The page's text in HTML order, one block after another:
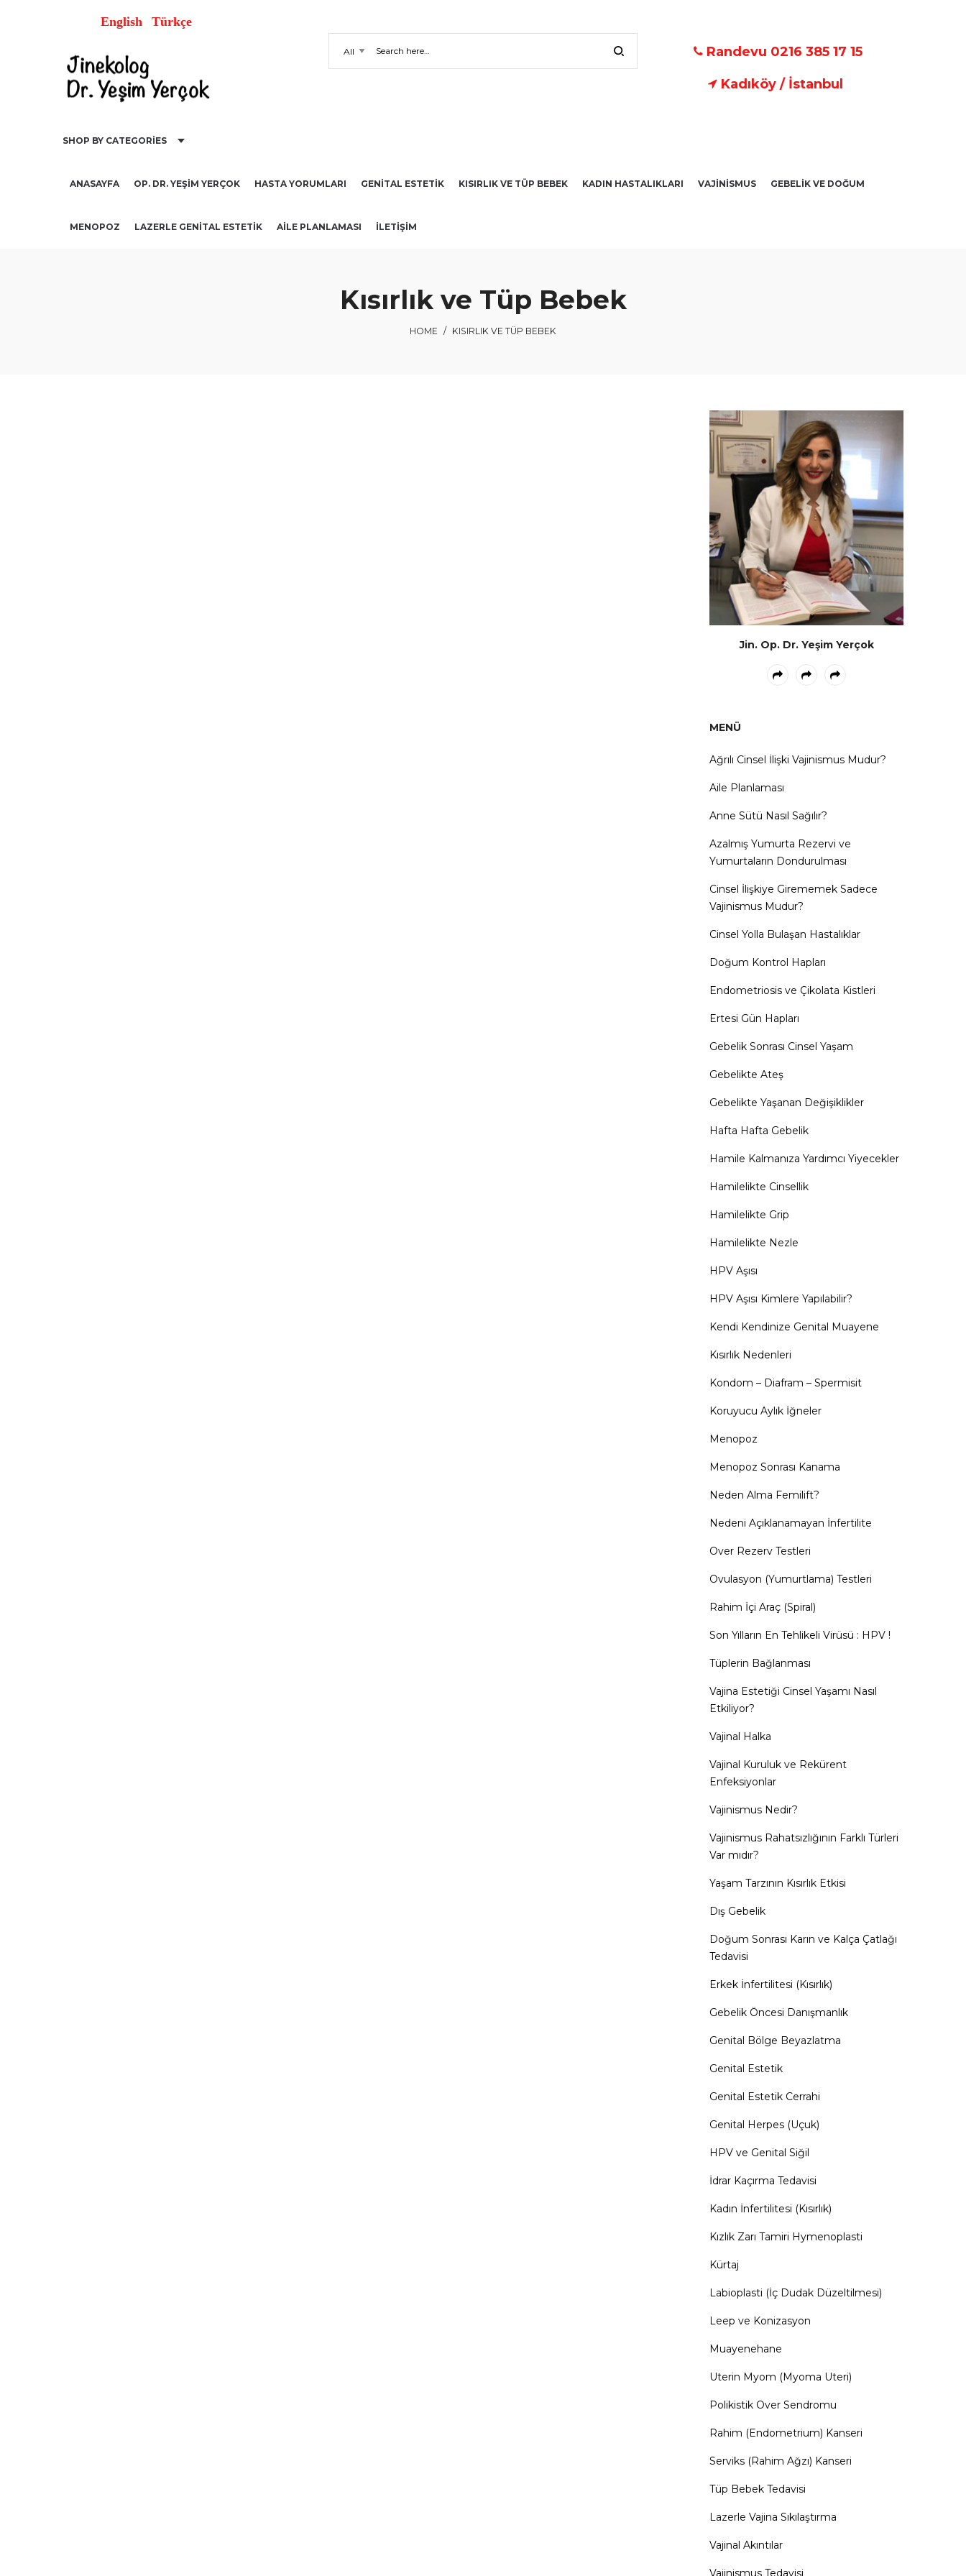
English Türkçe
Randevu 0216 385 17 15
Kadıköy / İstanbul
SHOP BY CATEGORIES
ANASAYFA OP. DR. YEŞIM YERÇOK HASTA YORUMLARI GENİTAL ESTETİK KISIRLIK VE TÜP BEBEK KADIN HASTALIKLARI VAJİNİSMUS GEBELİK VE DOĞUM
MENOPOZ LAZERLE GENITAL ESTETIK AİLE PLANLAMASI İLETIŞIM
Kısırlık ve Tüp Bebek
HOME / KISIRLIK VE TÜP BEBEK
Jin. Op. Dr. Yeşim Yerçok
MENÜ
Ağrılı Cinsel İlişki Vajinismus Mudur?
Aile Planlaması
Anne Sütü Nasıl Sağılır?
Azalmış Yumurta Rezervi ve
Yumurtaların Dondurulması
Cinsel İlişkiye Girememek Sadece
Vajinismus Mudur?
Cinsel Yolla Bulaşan Hastalıklar
Doğum Kontrol Hapları
Endometriosis ve Çikolata Kistleri
Ertesi Gün Hapları
Gebelik Sonrası Cinsel Yaşam
Gebelikte Ateş
Gebelikte Yaşanan Değişiklikler
Hafta Hafta Gebelik
Hamile Kalmanıza Yardımcı Yiyecekler
Hamilelikte Cinsellik
Hamilelikte Grip
Hamilelikte Nezle
HPV Aşısı
HPV Aşısı Kimlere Yapılabilir?
Kendi Kendinize Genital Muayene
Kısırlık Nedenleri
Kondom – Diafram – Spermisit
Koruyucu Aylık İğneler
Menopoz
Menopoz Sonrası Kanama
Neden Alma Femilift?
Nedeni Açıklanamayan İnfertilite
Over Rezerv Testleri
Ovulasyon (Yumurtlama) Testleri
Rahim İçi Araç (Spiral)
Son Yılların En Tehlikeli Virüsü : HPV !
Tüplerin Bağlanması
Vajina Estetiği Cinsel Yaşamı Nasıl
Etkiliyor?
Vajinal Halka
Vajinal Kuruluk ve Rekürent
Enfeksiyonlar
Vajinismus Nedir?
Vajinismus Rahatsızlığının Farklı Türleri
Var mıdır?
Yaşam Tarzının Kısırlık Etkisi
Dış Gebelik
Doğum Sonrası Karın ve Kalça Çatlağı
Tedavisi
Erkek İnfertilitesi (Kısırlık)
Gebelik Öncesi Danışmanlık
Genital Bölge Beyazlatma
Genital Estetik
Genital Estetik Cerrahi
Genital Herpes (Uçuk)
HPV ve Genital Siğil
İdrar Kaçırma Tedavisi
Kadın İnfertilitesi (Kısırlık)
Kızlık Zarı Tamiri Hymenoplasti
Kürtaj
Labioplasti (İç Dudak Düzeltilmesi)
Leep ve Konizasyon
Muayenehane
Uterin Myom (Myoma Uteri)
Polikistik Over Sendromu
Rahim (Endometrium) Kanseri
Serviks (Rahim Ağzı) Kanseri
Tüp Bebek Tedavisi
Lazerle Vajina Sıkılaştırma
Vajinal Akıntılar
Vajinismus Tedavisi